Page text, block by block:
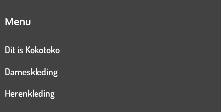
Menu
Dit is Kokotoko
Dameskleding
Herenkleding